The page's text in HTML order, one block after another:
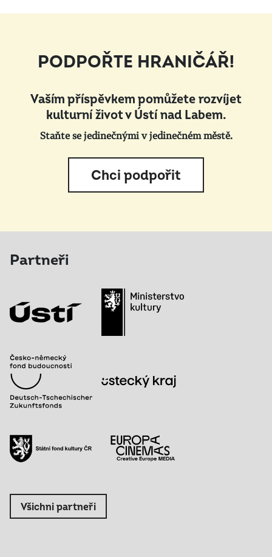
PODPOŘTE HRANIČÁŘ!
Vaším příspěvkem pomůžete rozvíjet
kulturní život v Ústí nad Labem.
Staňte se jedinečnými v jedinečném městě.
Chci podpořit
Partneři
Všichni partneři